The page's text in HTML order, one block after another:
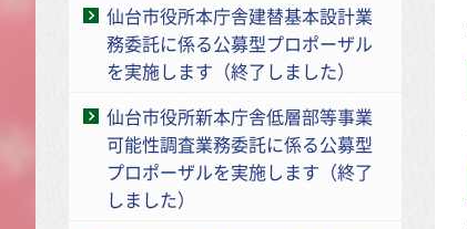
仙台市役所本庁舎建替基本設計業
務委託に係る公募型プロポーザル
を実施します（終了しました）
仙台市役所新本庁舎低層部等事業
可能性調査業務委託に係る公募型
プロポーザルを実施します（終了
しました）